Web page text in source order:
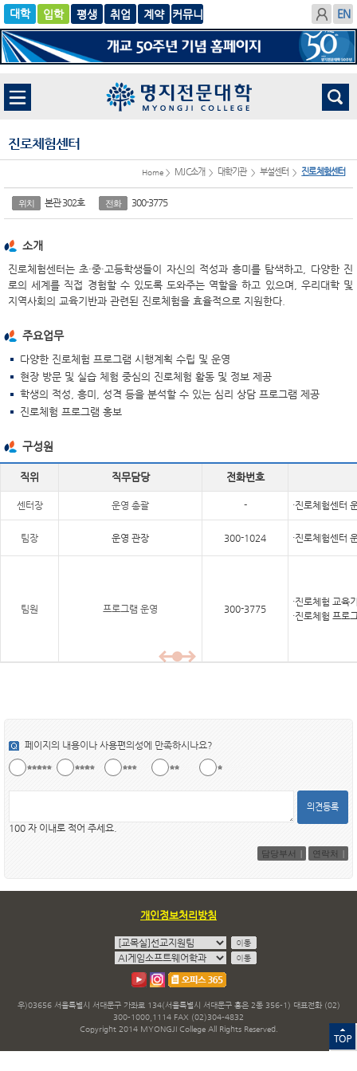
입학
글로
벌
평생 취업
계
약
진로체험센터
Home > MJC소개 > 대학기관 > 부설센터 > 진로체험센터
위치 본관 302호 전화 300-3775
소개
진로체험센터는 초·중·고등학생들이 자신의 적성과 흥미를 탐색하고, 다양한 진
로의 세계를 직접 경험할 수 있도록 도와주는 역할을 하고 있으며, 우리대학 및
지역사회의 교육기반과 관련된 진로체험을 효율적으로 지원한다.
주요업무
다양한 진로체험 프로그램 시행계획 수립 및 운영
현장 방문 및 실습 체험 중심의 진로체험 활동 및 정보 제공
학생의 적성, 흥미, 성격 등을 분석할 수 있는 심리 상담 프로그램 제공
진로체험 프로그램 홍보
구성원
직위 직무담당 전화번호
센터장 운영 총괄 - ·진로체험센터
팀장 운영 관장 300-1024 ·진로체험센터
팀원 프로그램 운영 300-3775
·진로체험 교육
·진로체험 프로
페이지의 내용이나 사용편의성에 만족하시나요?
의견등록
100 자 이내로 적어 주세요.
담당부서 연락처
개인정보처리방침
우)03656 서울특별시 서대문구 가좌로 134(서울특별시 서대문구 홍은 2동 356-1) 대표전화 (02)
300-1000,1114 FAX (02)304-4832
Copyright 2014 MYONGJI College All Rights Reserved.